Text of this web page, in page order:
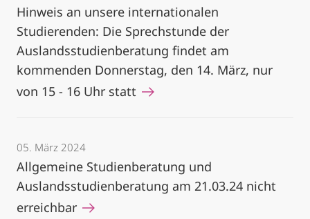
Hinweis an unsere internationalen
Studierenden: Die Sprechstunde der
Auslandsstudienberatung findet am
kommenden Donnerstag, den 14. März, nur
von 15 - 16 Uhr statt
05. März 2024
Allgemeine Studienberatung und
Auslandsstudienberatung am 21.03.24 nicht
erreichbar